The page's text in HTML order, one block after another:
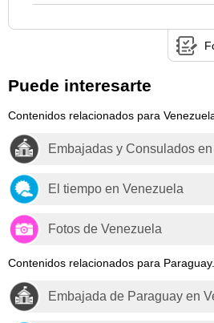
Puede interesarte
Contenidos relacionados para
Embajadas y Consulados
El tiempo en Venezuela
Fotos de Venezuela
Contenidos relacionados para Paraguay.
Embajada de Paraguay en